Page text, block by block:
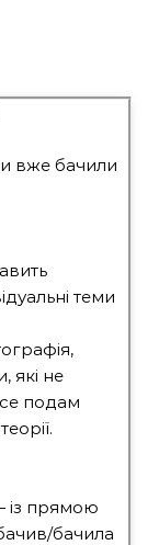
вже бачили
теми
які не
подам
із прямою
бачила